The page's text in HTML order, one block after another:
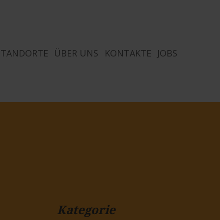
ÜBER UNS KONTAKTE JOBS
Kategorie